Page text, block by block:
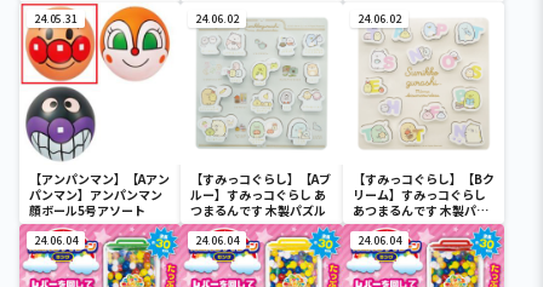
24.05.31
【アンパンマン】【Aアン
パンマン】アンパンマン
顔ボール5号アソート
24.06.02
【すみっコぐらし】【Aブ
ルー】すみっコぐらし あ
つまるんです 木製パズル
24.06.02
【すみっコぐらし】【Bク
リーム】すみっコぐらし
あつまるんです 木製パズ
ル
24.06.04 24.06.04 24.06.04